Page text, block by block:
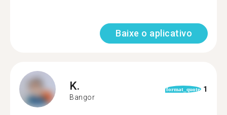
Baixe o aplicativo
K.
Bangor
format_quote 1